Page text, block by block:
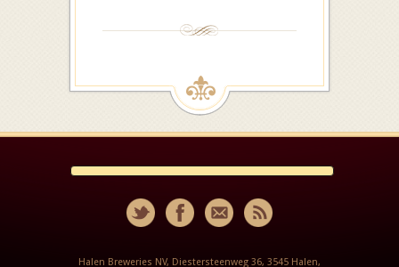
Halen Breweries NV, Diestersteenweg 36, 3545 Halen,